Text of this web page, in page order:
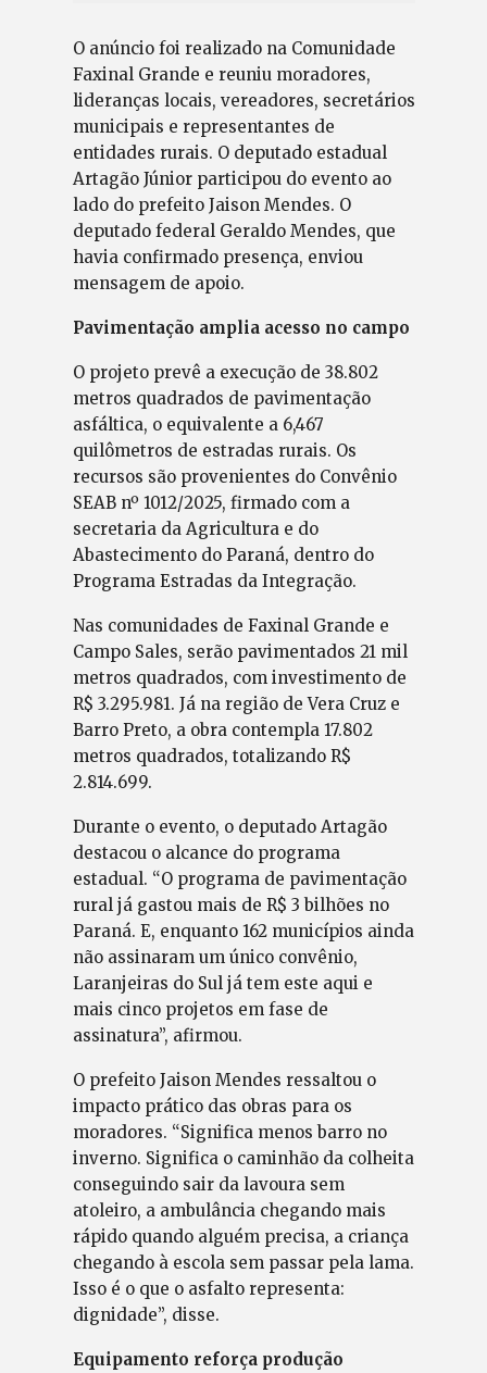
O anúncio foi realizado na Comunidade
Faxinal Grande e reuniu moradores,
lideranças locais, vereadores, secretários
municipais e representantes de
entidades rurais. O deputado estadual
Artagão Júnior participou do evento ao
lado do prefeito Jaison Mendes. O
deputado federal Geraldo Mendes, que
havia confirmado presença, enviou
mensagem de apoio.
Pavimentação amplia acesso no campo
O projeto prevê a execução de 38.802
metros quadrados de pavimentação
asfáltica, o equivalente a 6,467
quilômetros de estradas rurais. Os
recursos são provenientes do Convênio
SEAB nº 1012/2025, firmado com a
secretaria da Agricultura e do
Abastecimento do Paraná, dentro do
Programa Estradas da Integração.
Nas comunidades de Faxinal Grande e
Campo Sales, serão pavimentados 21 mil
metros quadrados, com investimento de
R$ 3.295.981. Já na região de Vera Cruz e
Barro Preto, a obra contempla 17.802
metros quadrados, totalizando R$
2.814.699.
Durante o evento, o deputado Artagão
destacou o alcance do programa
estadual. “O programa de pavimentação
rural já gastou mais de R$ 3 bilhões no
Paraná. E, enquanto 162 municípios ainda
não assinaram um único convênio,
Laranjeiras do Sul já tem este aqui e
mais cinco projetos em fase de
assinatura”, afirmou.
O prefeito Jaison Mendes ressaltou o
impacto prático das obras para os
moradores. “Significa menos barro no
inverno. Significa o caminhão da colheita
conseguindo sair da lavoura sem
atoleiro, a ambulância chegando mais
rápido quando alguém precisa, a criança
chegando à escola sem passar pela lama.
Isso é o que o asfalto representa:
dignidade”, disse.
Equipamento reforça produção